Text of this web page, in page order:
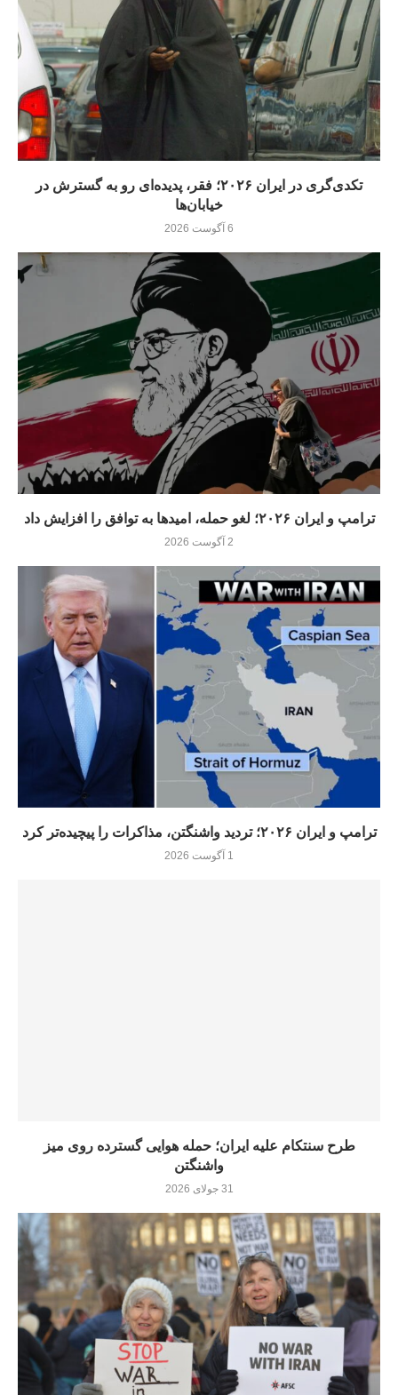
تکدی‌گری در ایران ۲۰۲۶؛ فقر، پدیده‌ای رو به گسترش در
خیابان‌ها
6 آگوست 2026
ترامپ و ایران ۲۰۲۶؛ لغو حمله، امیدها به توافق را افزایش داد
2 آگوست 2026
ترامپ و ایران ۲۰۲۶؛ تردید واشنگتن، مذاکرات را پیچیده‌تر کرد
1 آگوست 2026
طرح سنتکام علیه ایران؛ حمله هوایی گسترده روی میز
واشنگتن
31 جولای 2026